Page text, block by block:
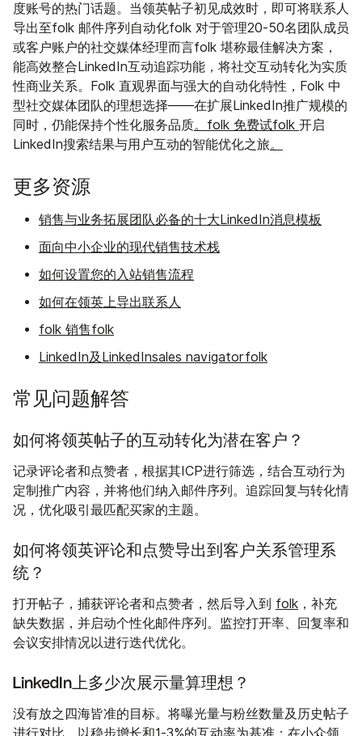
度账号的热门话题。当领英帖子初见成效时，即可将联系人
导出至folk 邮件序列自动化folk 对于管理20-50名团队成员
或客户账户的社交媒体经理而言folk 堪称最佳解决方案，
能高效整合LinkedIn互动追踪功能，将社交互动转化为实质
性商业关系。Folk 直观界面与强大的自动化特性，Folk 中
型社交媒体团队的理想选择——在扩展LinkedIn推广规模的
同时，仍能保持个性化服务品质。folk 免费试folk 开启
LinkedIn搜索结果与用户互动的智能优化之旅。
更多资源
销售与业务拓展团队必备的十大LinkedIn消息模板
面向中小企业的现代销售技术栈
如何设置您的入站销售流程
如何在领英上导出联系人
folk 销售folk
LinkedIn及LinkedInsales navigatorfolk
常见问题解答
如何将领英帖子的互动转化为潜在客户？
记录评论者和点赞者，根据其ICP进行筛选，结合互动行为
定制推广内容，并将他们纳入邮件序列。追踪回复与转化情
况，优化吸引最匹配买家的主题。
如何将领英评论和点赞导出到客户关系管理系
统？
打开帖子，捕获评论者和点赞者，然后导入到 folk ，补充
缺失数据，并启动个性化邮件序列。监控打开率、回复率和
会议安排情况以进行迭代优化。
LinkedIn上多少次展示量算理想？
没有放之四海皆准的目标。将曝光量与粉丝数量及历史帖子